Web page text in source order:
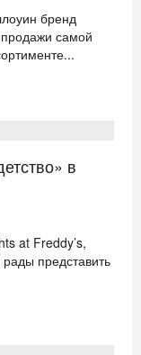
бренд
самой
в
at Freddy’s,
представить